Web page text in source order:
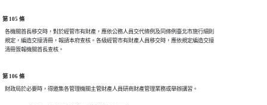
第 105 條
  各機關首長移交時，對於經管市有財產，應依公務人員交代條例及同條例臺北市施行細則
  規定，編造交接清冊，報請本府查核。各級經管市有財產人員移交時，應依規定編造交接
第 106 條